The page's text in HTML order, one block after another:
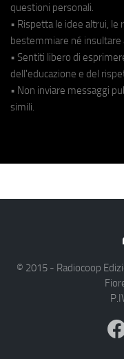
questioni personali.
• Rispetta le idee altrui, le
bestemmiare né insultare
• Sentiti libero di
dell'educazione e del
• Non inviare messaggi
simili.
© 2015 - Radiocoop